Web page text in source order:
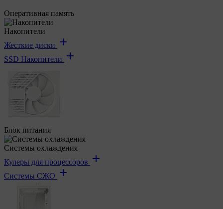
Оперативная память
Накопители
Жесткие диски
SSD Накопители
Блок питания
Системы охлаждения
Кулеры для процессоров
Системы СЖО